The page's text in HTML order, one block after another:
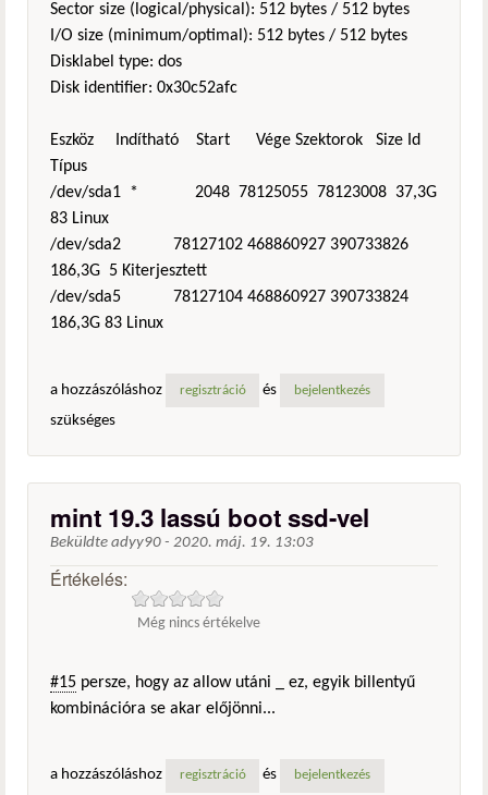
Sector size (logical/physical): 512 bytes / 512 bytes
I/O size (minimum/optimal): 512 bytes / 512 bytes
Disklabel type: dos
Disk identifier: 0x30c52afc
Eszköz Indítható Start Vége Szektorok Size Id
Típus
/dev/sda1 * 2048 78125055 78123008 37,3G
83 Linux
/dev/sda2 78127102 468860927 390733826
186,3G 5 Kiterjesztett
/dev/sda5 78127104 468860927 390733824
186,3G 83 Linux
a hozzászóláshoz regisztráció és bejelentkezés
szükséges
mint 19.3 lassú boot ssd-vel
Beküldte adyy90 - 2020. máj. 19. 13:03
Értékelés:
Még nincs értékelve
#15 persze, hogy az allow utáni _ ez, egyik billentyű
kombinációra se akar előjönni...
a hozzászóláshoz regisztráció és bejelentkezés